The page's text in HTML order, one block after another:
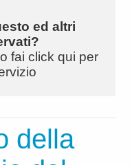
ed altri
fai click qui per
della